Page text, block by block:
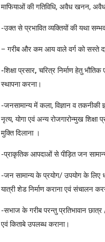
माफियाओं की गतिविधि, अवैध खनन, अवैध
-उक्त से प्रभावित व्यक्तियों की यथा
– गरीब और कम आय वाले वर्ग को सस्ते
-शिक्षा प्रसार, चरित्र निर्माण हेतु
स्थापना करना।
-जनसामान्य में कला, विज्ञान व तकनीकी
नृत्य, योगा एवं अन्य रोजगारोन्मुख
मुक्ति दिलाना ।
-प्राकृतिक आपदाओं से पीड़ित जन
-जन सामान्य के प्रयोग/ उपयोग के लिए
यात्री शेड निर्माण कराना एवं संचालन
-सभाज के गरीब परन्तु प्रतिभावान छात्र
एवं किताबे उपलब्ध कराना।